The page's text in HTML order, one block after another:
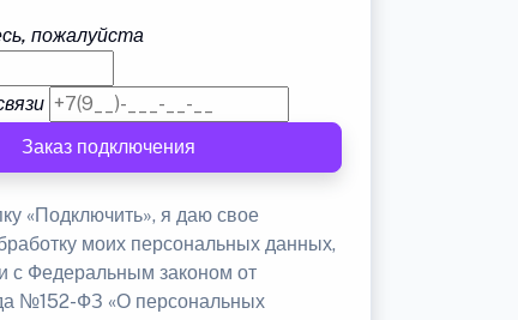
пожалуйста
Заказ подключения
«Подключить», я даю свое
моих персональных данных,
с Федеральным законом от
№152-ФЗ «О персональных